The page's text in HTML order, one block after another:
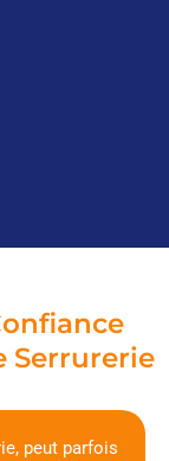
Serrurerie
peut parfois